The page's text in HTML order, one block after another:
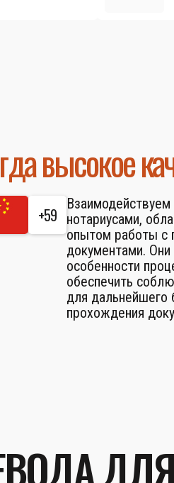
высокое
+59
нотариусами,
опытом работы с
документами.
особенности
обеспечить
для дальнейшего
прохождения